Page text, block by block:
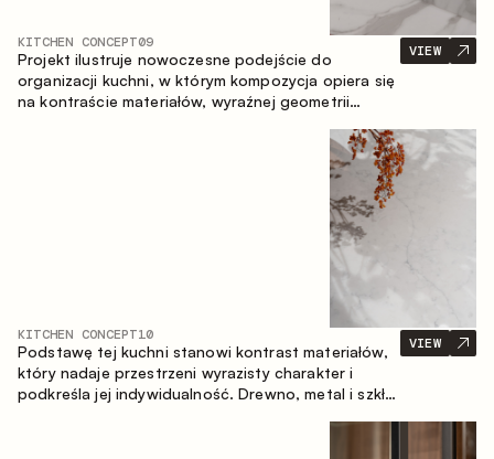
KITCHEN CONCEPT09
Projekt ilustruje nowoczesne podejście do
organizacji kuchni, w którym kompozycja opiera się
na kontraście materiałów, wyraźnej geometrii
stref przechowywania. Układ prosty z wyspą
buduje logiczną strukturę przestrzeni oraz tworzy
wygodną oś komunikacyjną między strefami
VIEW
KITCHEN CONCEPT10
Podstawę tej kuchni stanowi kontrast materiałów,
który nadaje przestrzeni wyrazisty charakter i
podkreśla jej indywidualność. Drewno, metal i szkło
VIEW